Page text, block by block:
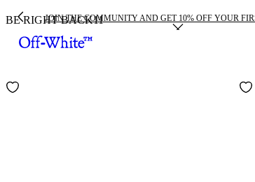
JOIN THE COMMUNITY AND GET 10% OFF YOUR
BE RIGHT BACK11